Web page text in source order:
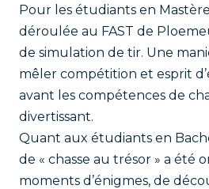
Pour les étudiants en Mastère,
déroulée au FAST de
de simulation de tir. Une
mêler compétition et esprit
avant les compétences de
divertissant.
Quant aux étudiants en
de « chasse au trésor » a été
moments d’énigmes, de